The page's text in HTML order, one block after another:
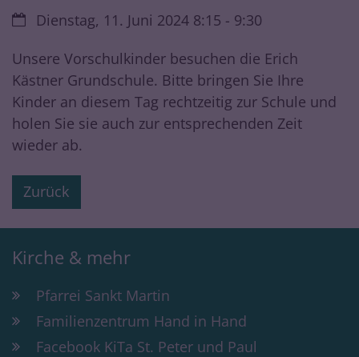
Datum:Dienstag, 11. Juni 2024 8:15 - 9:30
Unsere Vorschulkinder besuchen die Erich
Kästner Grundschule. Bitte bringen Sie Ihre
Kinder an diesem Tag rechtzeitig zur Schule und
holen Sie sie auch zur entsprechenden Zeit
wieder ab.
Zurück
Kirche & mehr
Pfarrei Sankt Martin
Familienzentrum Hand in Hand
Facebook KiTa St. Peter und Paul